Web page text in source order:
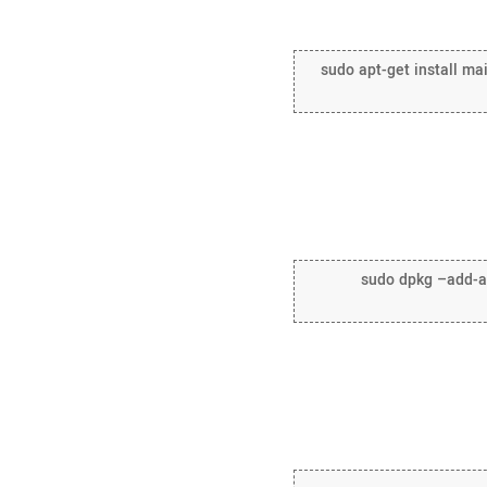
sudo apt-get install
sudo dpkg